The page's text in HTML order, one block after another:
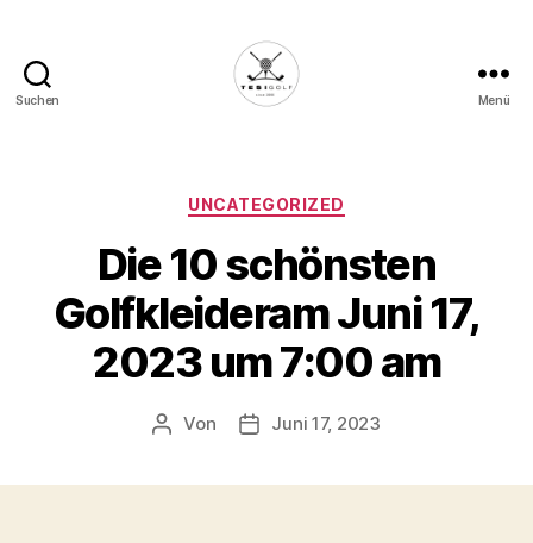
Suchen
Deine
Plattform
für
Golfbegeisterte!
Menü
Kategorien
UNCATEGORIZED
Die 10 schönsten
Golfkleideram Juni 17,
2023 um 7:00 am
Beitragsautor
Von Veröffentlichungsdatum
Juni 17, 2023